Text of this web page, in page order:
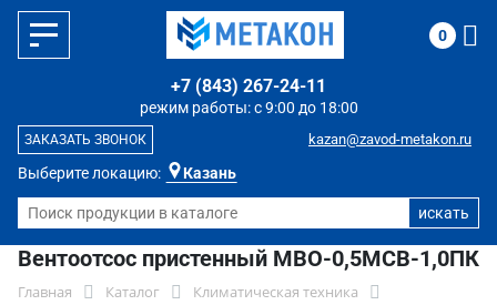
Выберите локацию: Казань
режим работы: с 9:00 до 18:00
+7 (843) 267-24-11
kazan@zavod-metakon.ru
ЗАКАЗАТЬ ЗВОНОК
0
Вентоотсос пристенный МВО-0,5МСВ-1,0ПК
Главная Каталог
Климатическая техника